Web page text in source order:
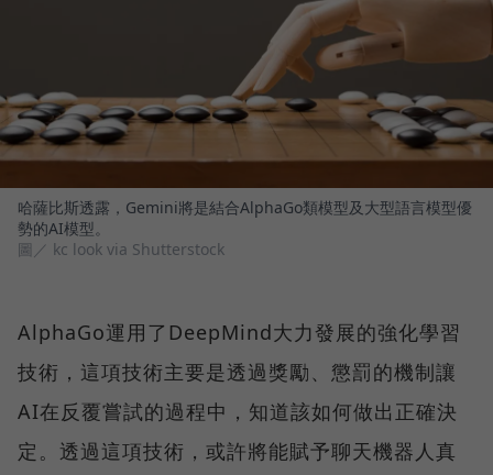
哈薩比斯透露，Gemini將是結合AlphaGo類模型及大型語言模型優
勢的AI模型。
圖／ kc look via Shutterstock
AlphaGo運用了DeepMind大力發展的強化學習
技術，這項技術主要是透過獎勵、懲罰的機制讓
AI在反覆嘗試的過程中，知道該如何做出正確決
定。透過這項技術，或許將能賦予聊天機器人真